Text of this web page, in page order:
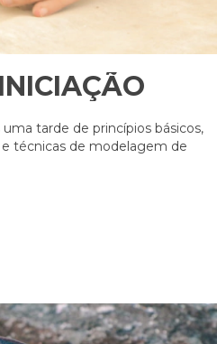
tarde de princípios básicos,
técnicas de modelagem de